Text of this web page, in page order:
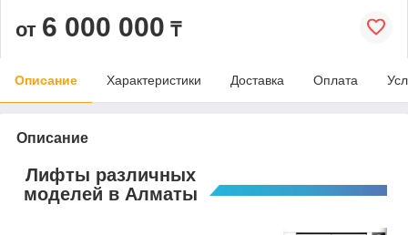
от 6 000 000 ₸
Описание Характеристики Доставка Оплата
Описание
Лифты различных
моделей в Алматы